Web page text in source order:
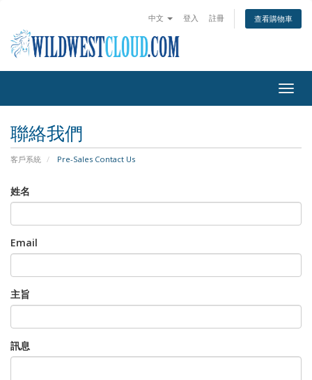
中文 登入 註冊 查看購物車
聯絡我們
客戶系統 Pre-Sales Contact Us
姓名
Email
主旨
訊息